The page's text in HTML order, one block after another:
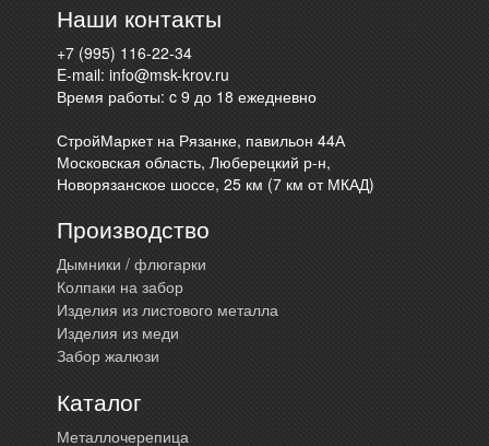
Наши контакты
+7 (995) 116-22-34
E-mail:info@msk-krov.ru
Время работы: c 9 до 18 ежедневно
СтройМаркет на Рязанке, павильон 44А
Московская область, Люберецкий р-н,
Новорязанское шоссе, 25 км (7 км от МКАД)
Производство
Дымники / флюгарки
Колпаки на забор
Изделия из листового металла
Изделия из меди
Забор жалюзи
Каталог
Металлочерепица